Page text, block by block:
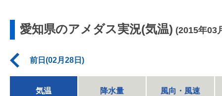
愛知県のアメダス実況(気温) (2015年03
前日(02月28日)
気温 降水量 風向・風速